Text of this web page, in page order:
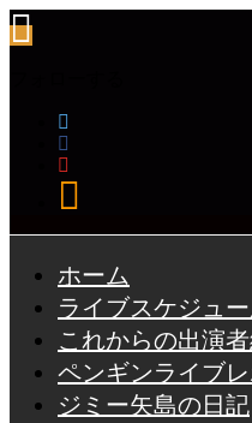
ホーム
ライブスケジュ
これからの出演
ペンギンライブレ
ジミー矢島の日記